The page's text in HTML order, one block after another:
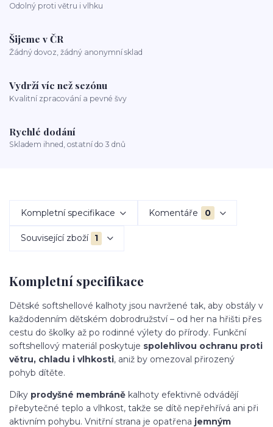
Odolný proti větru i vlhku
Šijeme v ČR
Žádný dovoz, žádný anonymní sklad
Vydrží víc než sezónu
Kvalitní zpracování a pevné švy
Rychlé dodání
Skladem ihned, ostatní do 3 dnů
Kompletní specifikace Komentáře 0
Související zboží 1
Kompletní specifikace
Dětské softshellové kalhoty jsou navržené tak, aby obstály v
každodenním dětském dobrodružství – od her na hřišti přes
cestu do školky až po rodinné výlety do přírody. Funkční
softshellový materiál poskytuje spolehlivou ochranu proti
větru, chladu i vlhkosti, aniž by omezoval přirozený
pohyb dítěte.
Díky prodyšné membráně kalhoty efektivně odvádějí
přebytečné teplo a vlhkost, takže se dítě nepřehřívá ani při
aktivním pohybu. Vnitřní strana je opatřena jemným